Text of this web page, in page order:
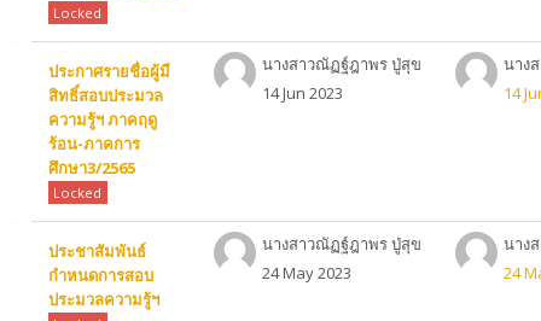
Locked
ประกาศรายชื่อผู้มี
สิทธิ์สอบประมวล
ความรู้ฯ ภาคฤดู
ร้อน-ภาคการ
ศึกษา3/2565
Locked
นางสาวณัฏฐ์ฎาพร ปู่สุข
14 Jun 2023
นาง
14
ประชาสัมพันธ์
กำหนดการสอบ
ประมวลความรู้ฯ
นางสาวณัฏฐ์ฎาพร ปู่สุข
24 May 2023
นาง
24